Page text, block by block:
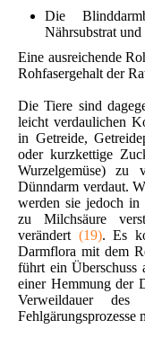
Die
Nährsubstrat und
Eine ausreichende
Rohfasergehalt der
Die Tiere sind
leicht verdaulichen
in Getreide,
oder kurzkettige
Wurzelgemüse) zu
Dünndarm verdaut.
werden sie jedoch in
zu Milchsäure
verändert (19). Es
Darmflora mit dem
führt ein Überschuss
einer Hemmung der
Verweildauer
Fehlgärungsprozesse